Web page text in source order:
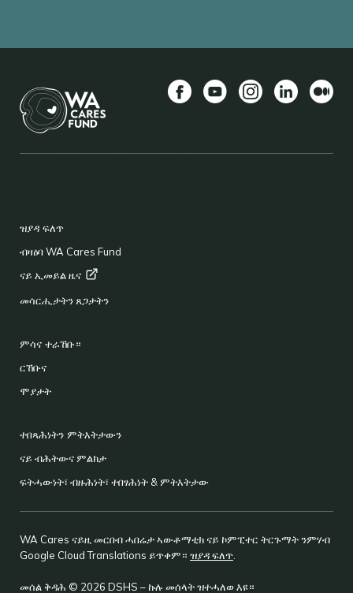
ዝያዳ ፍለጥ
ብዛዕባ WA Cares Fund
ናይ ኢመይልዜና
መሳርሒታትን ጸጋታትን
ምሳና ተራኸቡ።
ርኸቡና
ሞያታት
ተበጻሕነትን ምትእትታውን
ናይ ብሕትውና ምልክታ
ፍትሓውነት፣ ብዙሕነት፣ ተበፃሕነት & ምትእትታው
WA Cares ናይዚ መርበብ ሓበሬታ ኣውቶማቲክ ናይ ኮምፒተር ትርጉማት ንምሃብ
Google Cloud Translations ይጥቀም። ዝያዳ ፍለጥ
መሰል ቅዳሕ © 2026 DSHS – ኩሉ መሰላት ዝተሓለወ እዩ።